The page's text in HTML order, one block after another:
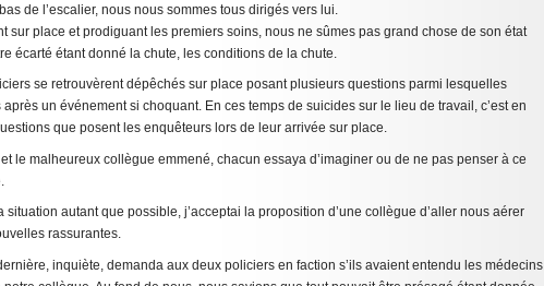
de l’escalier, nous nous sommes tous dirigés vers lui.
sur place et prodiguant les premiers soins, nous ne sûmes pas grand chose de son état
écarté étant donné la chute, les conditions de la chute.
se retrouvèrent dépêchés sur place posant plusieurs questions parmi lesquelles
un événement si choquant. En ces temps de suicides sur le lieu de travail, c’est en
que posent les enquêteurs lors de leur arrivée sur place.
le malheureux collègue emmené, chacun essaya d’imaginer ou de ne pas penser à ce
autant que possible, j’acceptai la proposition d’une collègue d’aller nous aérer
rassurantes.
inquiète, demanda aux deux policiers en faction s’ils avaient entendu les médecins